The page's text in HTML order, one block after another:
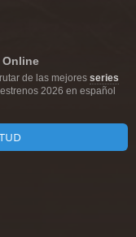
Online
de las mejores series
2026 en español